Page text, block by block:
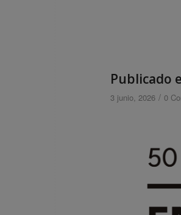
Publicado
3 junio, 2026 / 0